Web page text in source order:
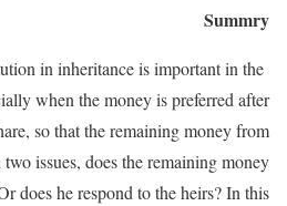
Summry
in inheritance is important in the
when the money is preferred after
so that the remaining money from
issues, does the remaining money
does he respond to the heirs? In this